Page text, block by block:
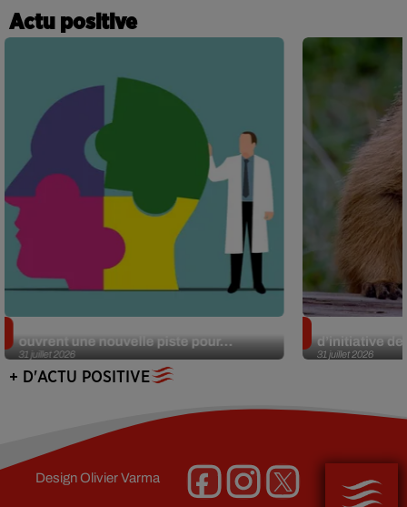
Actu positive
31 juillet 2026
ouvrent une nouvelle piste pour...
31 juillet 2026
d’initiative
+ D'ACTU POSITIVE
DesignOlivier Varma